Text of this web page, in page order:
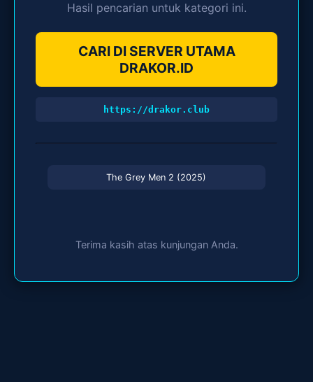
Hasil pencarian untuk kategori ini.
CARI DI SERVER UTAMA
DRAKOR.ID
https://drakor.club
The Grey Men 2 (2025)
Terima kasih atas kunjungan Anda.